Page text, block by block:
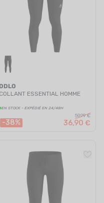
COLLANT ESSENTIAL HOMME
EN STOCK - EXPÉDIÉ EN 24/48H
-38%
59,99 €
36,90 €